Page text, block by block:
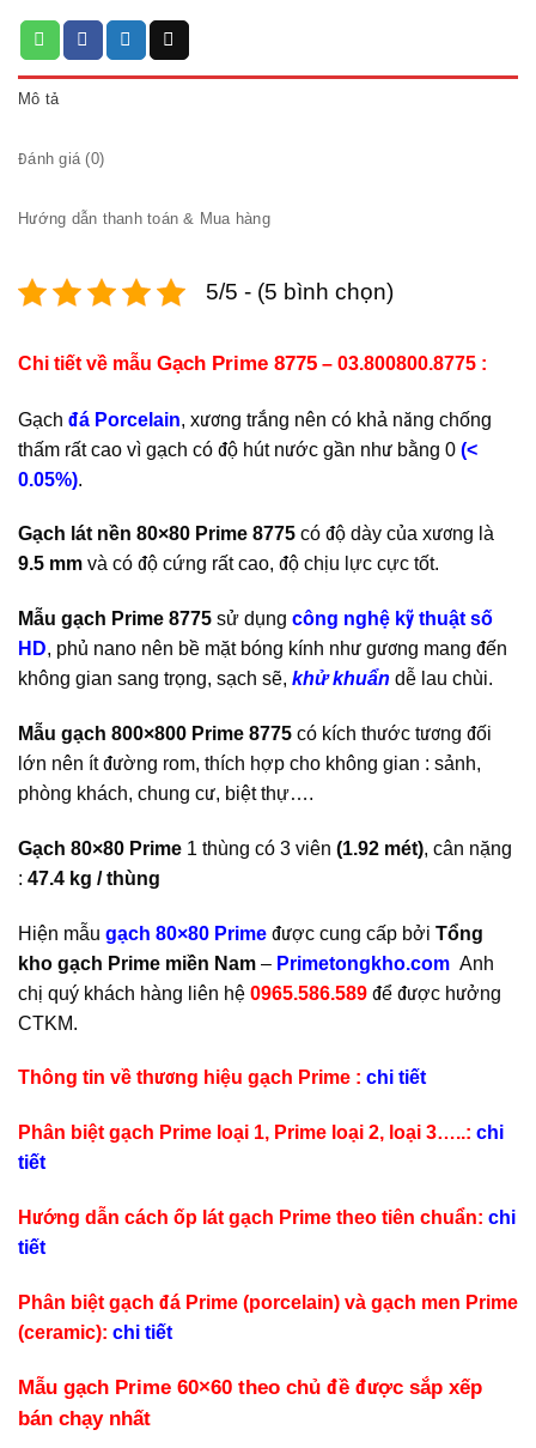
Mô tả
Đánh giá (0)
Hướng dẫn thanh toán & Mua hàng
5/5 - (5 bình chọn)
Chi tiết về mẫu Gạch Prime 8775 – 03.800800.8775 :
Gạch đá Porcelain, xương trắng nên có khả năng chống
thấm rất cao vì gạch có độ hút nước gần như bằng 0 (<
0.05%).
Gạch lát nền 80×80 Prime 8775 có độ dày của xương là
9.5 mm và có độ cứng rất cao, độ chịu lực cực tốt.
Mẫu gạch Prime 8775 sử dụng công nghệ kỹ thuật số
HD, phủ nano nên bề mặt bóng kính như gương mang đến
không gian sang trọng, sạch sẽ, khử khuẩn dễ lau chùi.
Mẫu gạch 800×800 Prime 8775 có kích thước tương đối
lớn nên ít đường rom, thích hợp cho không gian : sảnh,
phòng khách, chung cư, biệt thự….
Gạch 80×80 Prime 1 thùng có 3 viên (1.92 mét), cân nặng
: 47.4 kg / thùng
Hiện mẫu gạch 80×80 Prime được cung cấp bởi Tổng
kho gạch Prime miền Nam – Primetongkho.com Anh
chị quý khách hàng liên hệ 0965.586.589 để được hưởng
CTKM.
Thông tin về thương hiệu gạch Prime : chi tiết
Phân biệt gạch Prime loại 1, Prime loại 2, loại 3…..: chi
tiết
Hướng dẫn cách ốp lát gạch Prime theo tiên chuẩn: chi
tiết
Phân biệt gạch đá Prime (porcelain) và gạch men Prime
(ceramic): chi tiết
Mẫu gạch Prime 60×60 theo chủ đề được sắp xếp
bán chạy nhất